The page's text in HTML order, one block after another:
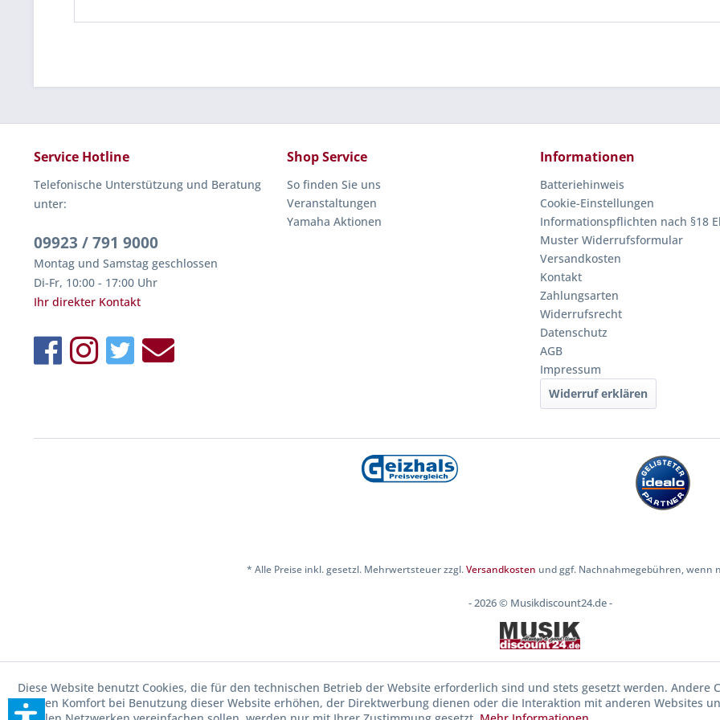
Service Hotline
Telefonische Unterstützung und Beratung
unter:
09923 / 791 9000
Montag und Samstag geschlossen
Di-Fr, 10:00 - 17:00 Uhr
Ihr direkter Kontakt
Shop Service
So finden Sie uns
Veranstaltungen
Yamaha Aktionen
Informationen
Batteriehinweis
Cookie-Einstellungen
Informationspflichten nach §18
Muster Widerrufsformular
Versandkosten
Kontakt
Zahlungsarten
Widerrufsrecht
Datenschutz
AGB
Impressum
Widerruf erklären
* Alle Preise inkl. gesetzl. Mehrwertsteuer zzgl.Versandkosten und ggf. Nachnahmegebühren, wenn
- 2026 © Musikdiscount24.de -
Diese Website benutzt Cookies, die für den technischen Betrieb der Website erforderlich sind und stets gesetzt werden. Andere
die den Komfort bei Benutzung dieser Website erhöhen, der Direktwerbung dienen oder die Interaktion mit anderen Websites